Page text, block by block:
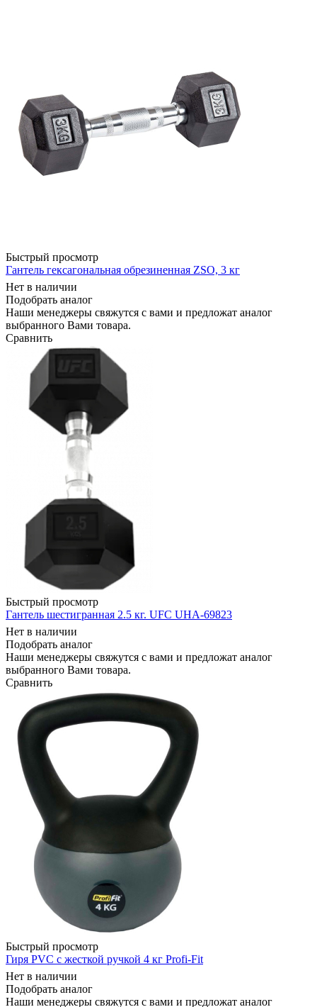
Быстрый просмотр
Гантель гексагональная обрезиненная ZSO, 3 кг
Нет в наличии
Подобрать аналог
Наши менеджеры свяжутся с вами и предложат аналог
выбранного Вами товара.
Сравнить
Быстрый просмотр
Гантель шестигранная 2.5 кг. UFC UHA-69823
Нет в наличии
Подобрать аналог
Наши менеджеры свяжутся с вами и предложат аналог
выбранного Вами товара.
Сравнить
Быстрый просмотр
Гиря PVC с жесткой ручкой 4 кг Profi-Fit
Нет в наличии
Подобрать аналог
Наши менеджеры свяжутся с вами и предложат аналог